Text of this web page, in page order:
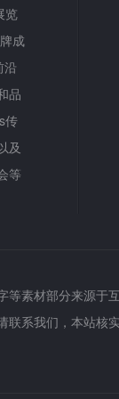
览
成
沿
品
传
及
等
等素材部分来源
联系我们，本站